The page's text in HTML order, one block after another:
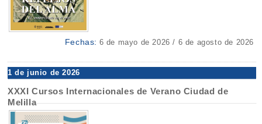
Fechas: 6 de mayo de 2026 / 6 de agosto de 2026
1 de junio de 2026
XXXI Cursos Internacionales de Verano Ciudad de
Melilla